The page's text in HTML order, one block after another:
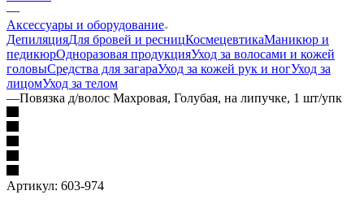
—
Аксессуары и оборудование
ДепиляцияДля бровей и ресницКосмецевтикаМаникюр и
педикюрОдноразовая продукцияУход за волосами и кожей
головыСредства для загараУход за кожей рук и ногУход за
лицомУход за телом
—Повязка д/волос Махровая, Голубая, на липучке, 1 шт/упк
Артикул: 603-974